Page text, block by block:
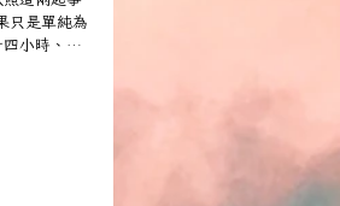
只是單純為
小時、無